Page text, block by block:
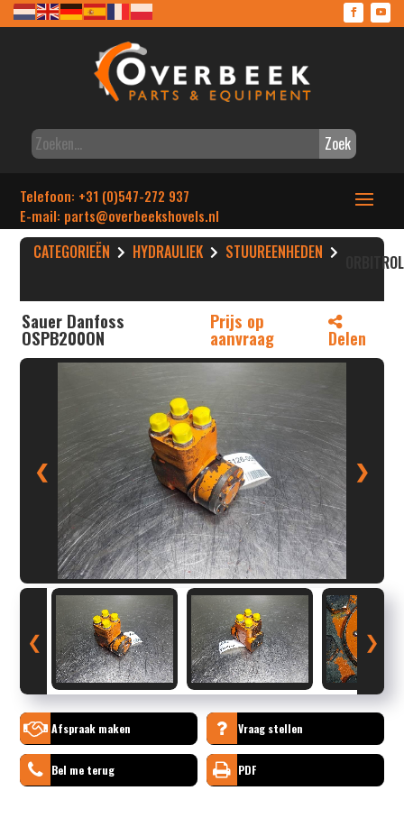
Zoek
Telefoon: +31 (0)547-272 937
E-mail: parts@overbeekshovels.nl
CATEGORIEËN HYDRAULIEK STUUREENHEDEN
Sauer Danfoss
OSPB200ON
Prijs op
aanvraag Delen
❮ ❯
❮ ❯
Afspraak maken Vraag stellen
Bel me terug PDF